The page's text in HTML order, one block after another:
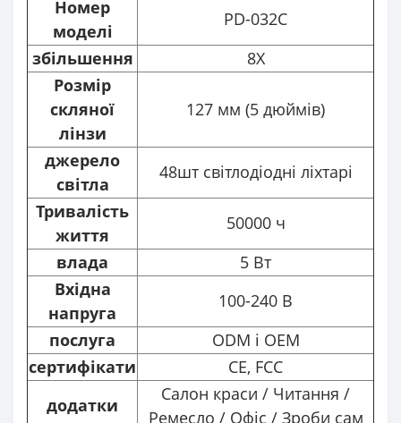
Номер
моделі
PD-032C
збільшення
8X
Розмір
скляної
лінзи
127 мм (5 дюймів)
джерело
світла
48шт світлодіодні ліхтарі
Тривалість
життя
50000 ч
влада
5 Вт
Вхідна
напруга
100-240 В
послуга
ODM і OEM
сертифікати
CE, FCC
додатки
Салон краси / Читання /
Ремесло / Офіс / Зроби сам